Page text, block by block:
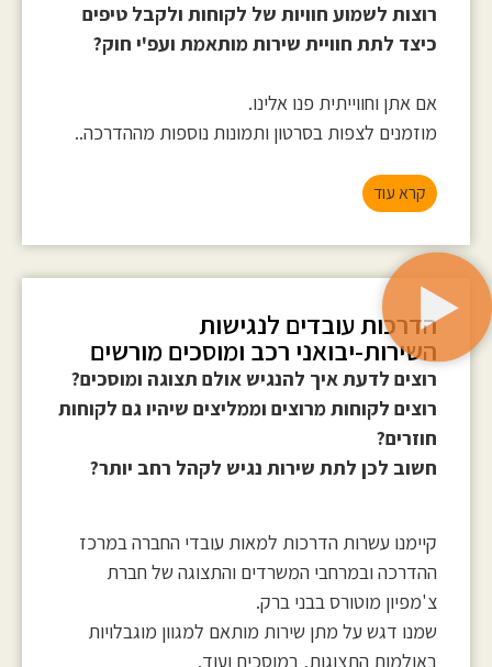
רוצות לשמוע חוויות של לקוחות ולקבל טיפים
כיצד לתת חוויית שירות מותאמת ועפ'י חוק?
אם אתן וחווייתית פנו אלינו.
מוזמנים לצפות בסרטון ותמונות נוספות מההדרכה..
קרא עוד
הדרכות עובדים לנגישות
השירות-יבואני רכב ומוסכים מורשים
רוצים לדעת איך להנגיש אולם תצוגה ומוסכים?
רוצים לקוחות מרוצים וממליצים שיהיו גם לקוחות
חוזרים?
חשוב לכן לתת שירות נגיש לקהל רחב יותר?
קיימנו עשרות הדרכות למאות עובדי החברה במרכז
ההדרכה ובמרחבי המשרדים והתצוגה של חברת
צ'מפיון מוטורס בבני ברק.
שמנו דגש על מתן שירות מותאם למגוון מוגבלויות
באולמות התצוגות, במוסכים ועוד.